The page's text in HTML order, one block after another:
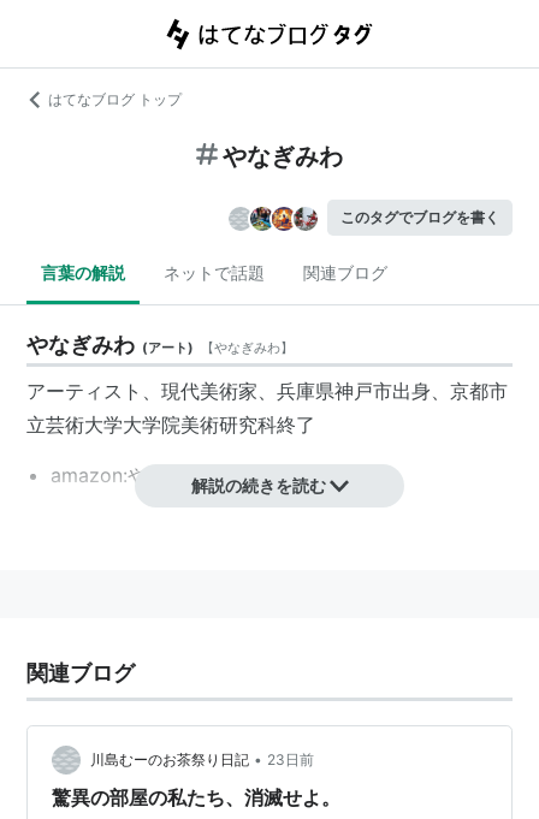
はてなブログ トップ
やなぎみわ
このタグでブログを書く
言葉の解説 ネットで話題 関連ブログ
やなぎみわ (アート) 【やなぎみわ】
アーティスト、現代美術家、兵庫県神戸市出身、京都市
立芸術大学大学院美術研究科終了
amazon:やなぎみわ解説の続きを読む
関連ブログ
川島むーのお茶祭り日記 • 23日前
驚異の部屋の私たち、消滅せよ。